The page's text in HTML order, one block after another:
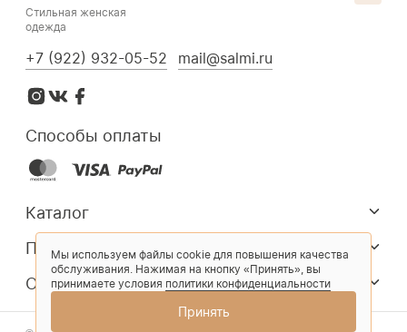
Стильная женская
одежда
+7 (922) 932-05-52 mail@salmi.ru
Способы оплаты
Каталог
Покупателям
О компании
Мы используем файлы cookie для повышения качества
обслуживания. Нажимая на кнопку «Принять», вы
принимаете условия политики конфиденциальности
Принять